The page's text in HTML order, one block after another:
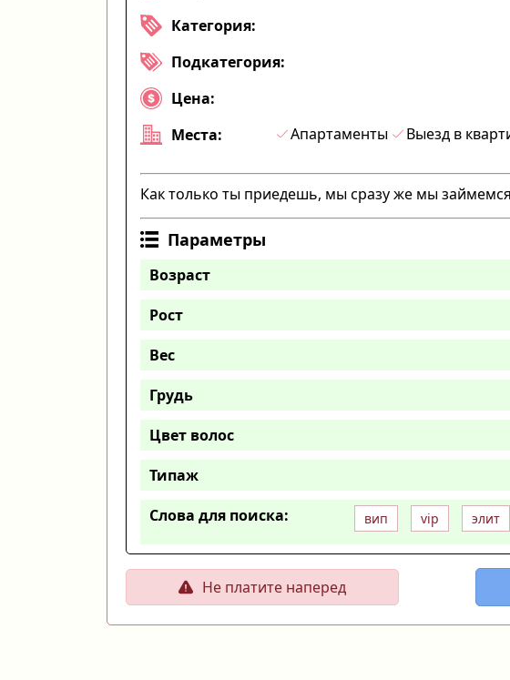
Категория:
Подкатегория:
Цена:
Места:
Апартаменты Выезд в
Как только ты приедешь, мы сразу же мы
Параметры
Возраст
Рост
Вес
Грудь
Цвет волос
Типаж
Слова для поиска:
вип vip элит
Не платите наперед